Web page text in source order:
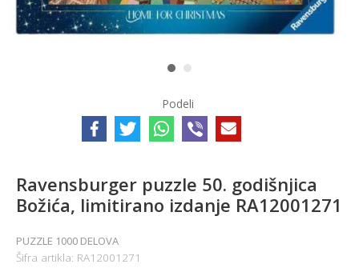
1 2
Podeli
Ravensburger puzzle 50. godišnjica
Božića, limitirano izdanje RA12001271
PUZZLE 1000 DELOVA
Šifra artikla: RA12001271